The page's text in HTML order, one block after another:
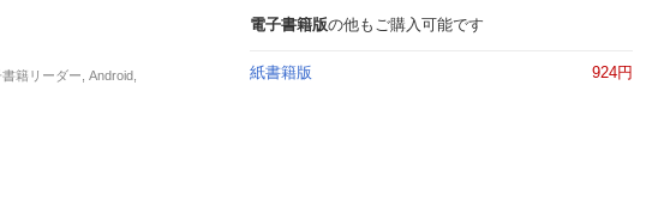
籍リーダー, Android,
電子書籍版の他もご購入可能です
紙書籍版 924円